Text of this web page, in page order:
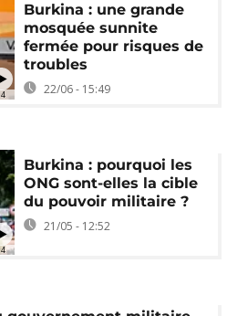
Burkina : une grande
mosquée sunnite
fermée pour risques de
troubles
22/06 - 15:49
Burkina : pourquoi les
ONG sont-elles la cible
du pouvoir militaire ?
21/05 - 12:52